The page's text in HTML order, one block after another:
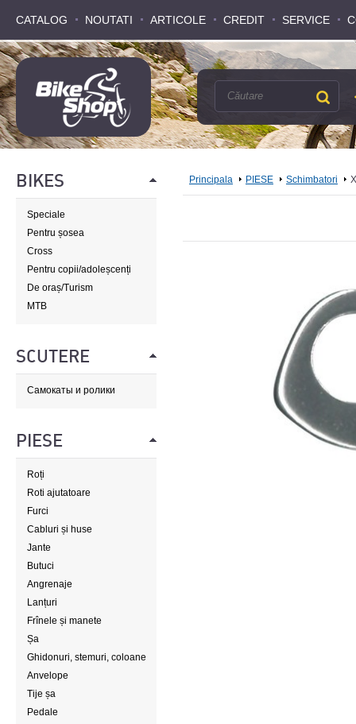
CATALOG NOUTATI ARTICOLE CREDIT SERVICE
CATALOG NOUTATI ARTICOLE CREDIT SERVICE
BIKES
Speciale
Pentru șosea
Cross
Pentru copii/adoleșcenți
De oraș/Turism
MTB
SCUTERE
Самокаты и ролики
PIESE
Roți
Roti ajutatoare
Furci
Cabluri și huse
Jante
Butuci
Angrenaje
Lanțuri
Frînele și manete
Șa
Ghidonuri, stemuri, coloane
de direcție
Anvelope
Tije șa
Pedale
Principala PIESE Schimbatori